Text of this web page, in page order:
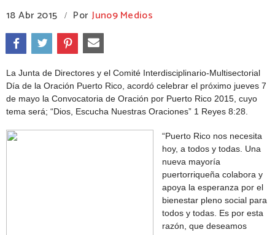
18 Abr 2015 / Por Juno9 Medios
La Junta de Directores y el Comité Interdisciplinario-Multisectorial
Día de la Oración Puerto Rico, acordó celebrar el próximo jueves 7
de mayo la Convocatoria de Oración por Puerto Rico 2015, cuyo
tema será; “Dios, Escucha Nuestras Oraciones” 1 Reyes 8:28.
“Puerto Rico nos necesita
hoy, a todos y todas. Una
nueva mayoría
puertorriqueña colabora y
apoya la esperanza por el
bienestar pleno social para
todos y todas. Es por esta
razón, que deseamos